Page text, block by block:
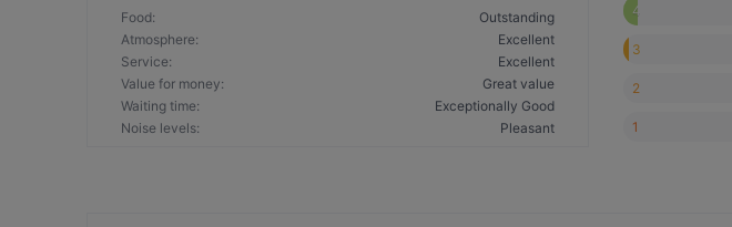
Food:
Outstanding
Atmosphere:
Excellent
Service:
Excellent
Value for money:
Great value
Waiting time:
Exceptionally Good
Noise levels: Pleasant
4
3
2
1